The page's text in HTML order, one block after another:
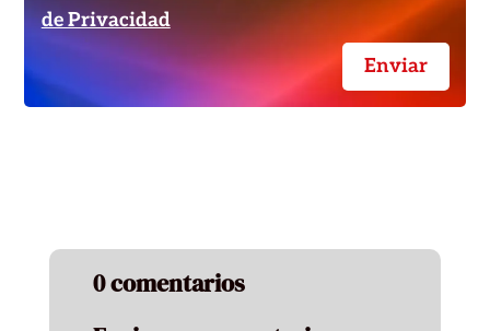
de Privacidad
Enviar
0 comentarios